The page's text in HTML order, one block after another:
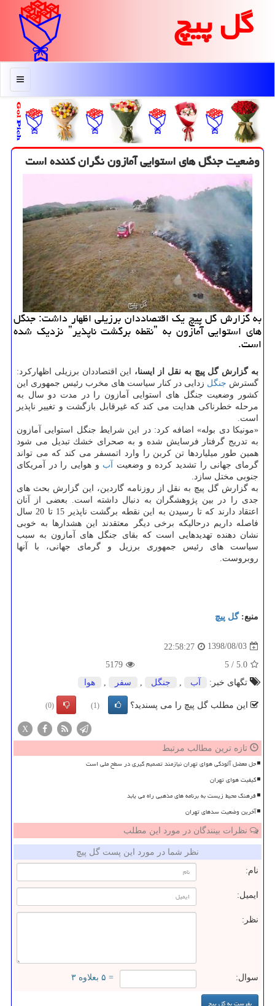
گل پیچ
منو
وضعیت جنگل های استوایی آمازون نگران كننده است
به گزارش گل پیچ یك اقتصاددان برزیلی اظهار داشت: جنگل
های استوایی آمازون به ˮنقطه برگشت ناپذیرˮ نزدیك شده
است.
به گزارش گل پیچ به نقل از ایسنا،
این اقتصاددان برزیلی اظهاركرد:
گسترش جنگل زدایی در كنار سیاست های مخرب رئیس جمهوری این
كشور وضعیت جنگل های استوایی آمازون را در مدت دو سال به
مرحله خطرناكی هدایت می كند كه غیرقابل بازگشت و تغییر ناپذیر
است.
«مونیكا دی بوله» اضافه كرد: در این شرایط جنگل استوایی آمازون
به تدریج گرفتار فرسایش شده و به صحرای خشك تبدیل می شود
همین طور میلیاردها تن كربن را وارد اتمسفر می كند كه می تواند
گرمای جهانی را تشدید كرده و وضعیت
آب و هوایی را در آمریكای
جنوبی مختل سازد.
به گزارش گل پیچ به نقل از روزنامه گاردین، این گزارش بحث های
جدی را در بین پژوهشگران به دنبال داشته است. بعضی از آنان
اعتقاد دارند كه تا رسیدن به این نقطه برگشت ناپذیر 15 تا 20 سال
فاصله داریم درحالیكه برخی دیگر معتقدند این هشدارها به خوبی
نشان دهنده تهدیدهایی است كه بقای جنگل های آمازون به سبب
سیاست های رئیس جمهوری برزیل و گرمای جهانی، با آنها
روبروست.
منبع:گل پیچ
1398/08/03
22:58:27
5.0
/
5
5179
تگهای خبر:
آب , جنگل , سفر , هوا
این مطلب گل پیچ را می پسندید؟ (1)
(0)
X
تازه ترین مطالب مرتبط
حل معضل آلودگی هوای تهران نیازمند تصمیم گیری در سطح ملی است
کیفیت هوای تهران
فرهنگ محیط زیست به برنامه های مذهبی راه می یابد
آخرین وضعیت سدهای تهران
نظرات بینندگان در مورد این مطلب
نظر شما در مورد این پست گل پیچ
نام:
ایمیل:
نظر:
سوال: = ۵ بعلاوه ۳